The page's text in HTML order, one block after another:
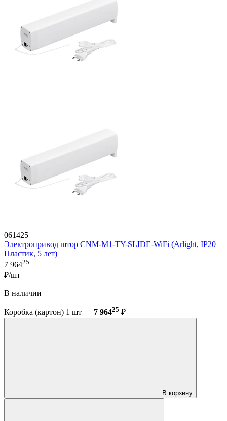
061425
Электропривод штор CNM-M1-TY-SLIDE-WiFi (Arlight, IP20
Пластик, 5 лет)
7 96425
₽/шт
В наличии
Коробка (картон) 1 шт — 7 96425 ₽
В корзину